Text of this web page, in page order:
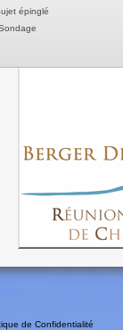
épinglé
de Confidentialité